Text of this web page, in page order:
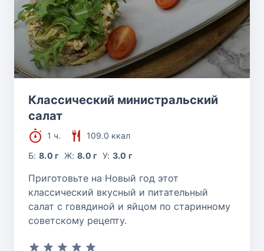
Классический министральский
салат
1 ч.
109.0 ккал
Б:8.0 г Ж: 8.0 г У: 3.0 г
Приготовьте на Новый год этот
классический вкусный и питательный
салат с говядиной и яйцом по старинному
советскому рецепту.